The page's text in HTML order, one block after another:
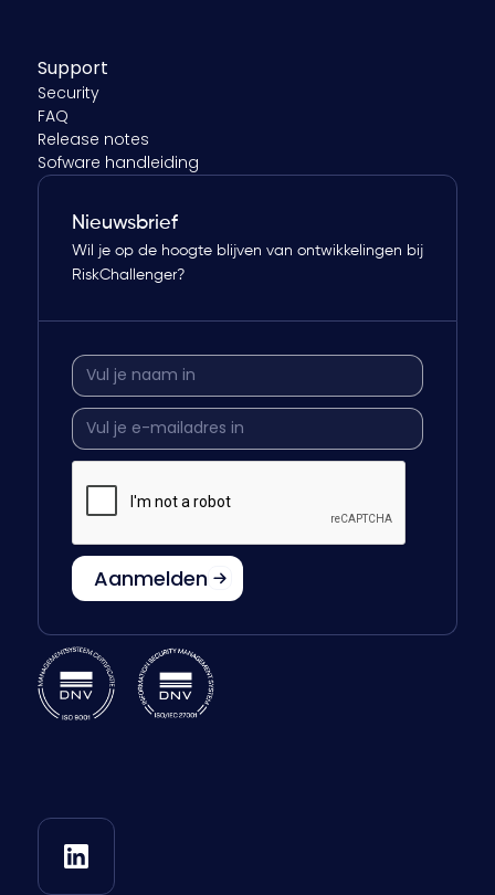
Support
Security
FAQ
Release notes
Sofware handleiding
Nieuwsbrief
Wil je op de hoogte blijven van ontwikkelingen bij
RiskChallenger?